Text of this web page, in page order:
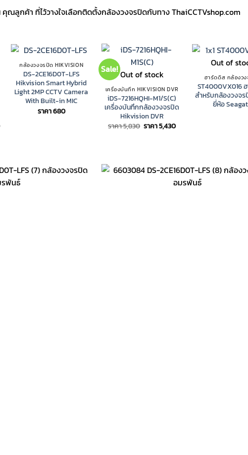
ณลูกค้า ที่ไว้วางใจเลือกติดตั้งกล้องวงจรปิดกับทาง ThaiCCTVshop.com
กล้องวงจรปิด HIKVISION
DS-2CE16D0T-LFS
Hikvision Smart Hybrid
Light 2MP CCTV Camera
With Built-in MIC
ราคา680
Sale! Out of stock
เครื่องบันทึก HIKVISION DVR
iDS-7216HQHI-M1/S(C)
เครื่องบันทึกกล้องวงจรปิด
Hikvision DVR
ราคา5,830 Original
ราคา5,430Current
Out of
ฮาร์ดดิส กล้องว
ST4000VX016
สำหรับกล้องวงจร
ยี่ห้อ